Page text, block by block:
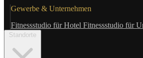
Gewerbe & Unternehmen
Fitnessstudio für Hotel Fitnessstudio für
Standorte